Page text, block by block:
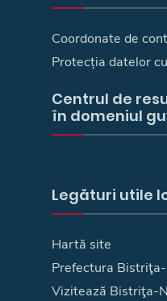
Coordonate de
Protecția datelor
Centrul de
în domeniul
Legături utile
Hartă site
Prefectura
Vizitează Bistriţa-